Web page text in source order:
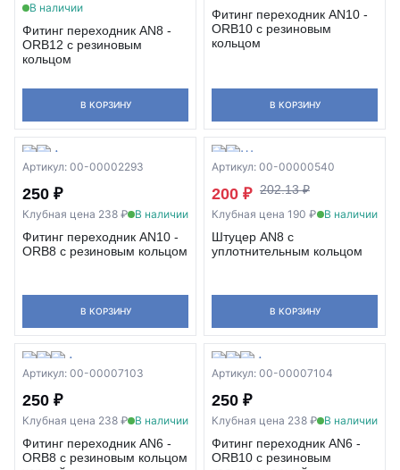
В наличии
Фитинг переходник AN8 -
ORB12 с резиновым
кольцом
В КОРЗИНУ
Фитинг переходник AN10 -
ORB10 с резиновым
кольцом
В КОРЗИНУ
Артикул: 00-00002293
250 ₽
Клубная цена 238 ₽ В наличии
Фитинг переходник AN10 -
ORB8 с резиновым кольцом
В КОРЗИНУ
Артикул: 00-00000540
200 ₽ 202.13 ₽
Клубная цена 190 ₽ В наличии
Штуцер AN8 с
уплотнительным кольцом
В КОРЗИНУ
Артикул: 00-00007103
250 ₽
Клубная цена 238 ₽ В наличии
Фитинг переходник AN6 -
ORB8 с резиновым кольцом
Артикул: 00-00007104
250 ₽
Клубная цена 238 ₽ В наличии
Фитинг переходник AN6 -
ORB10 с резиновым